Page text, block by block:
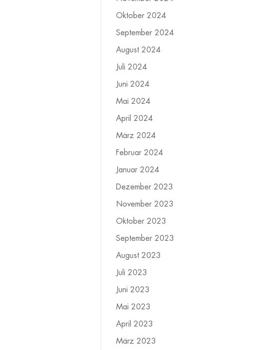
Oktober 2024
September 2024
August 2024
Juli 2024
Juni 2024
Mai 2024
April 2024
März 2024
Februar 2024
Januar 2024
Dezember 2023
November 2023
Oktober 2023
September 2023
August 2023
Juli 2023
Juni 2023
Mai 2023
April 2023
März 2023